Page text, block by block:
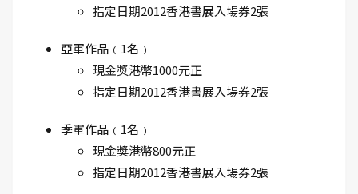
指定日期2012香港書展入場券2張
亞軍作品﹙1名﹚
現金獎港幣1000元正
指定日期2012香港書展入場券2張
季軍作品﹙1名﹚
現金獎港幣800元正
指定日期2012香港書展入場券2張